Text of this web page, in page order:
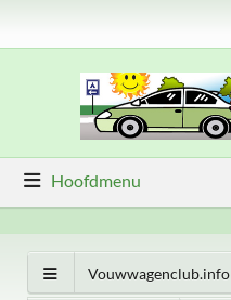
Hoofdmenu
Vouwwagenclub.info